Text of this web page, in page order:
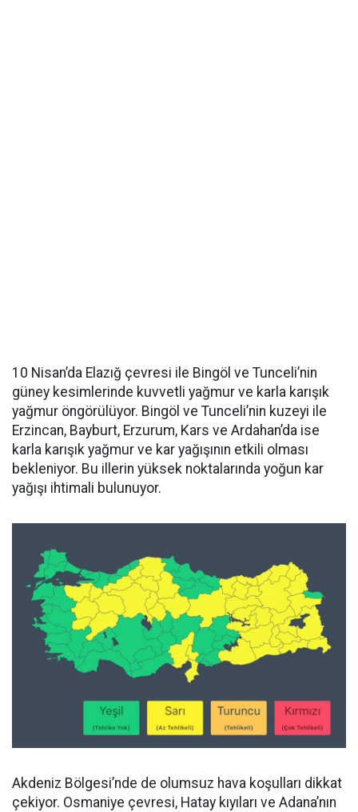
10 Nisan’da Elazığ çevresi ile Bingöl ve Tunceli’nin
güney kesimlerinde kuvvetli yağmur ve karla karışık
yağmur öngörülüyor. Bingöl ve Tunceli’nin kuzeyi ile
Erzincan, Bayburt, Erzurum, Kars ve Ardahan’da ise
karla karışık yağmur ve kar yağışının etkili olması
bekleniyor. Bu illerin yüksek noktalarında yoğun kar
yağışı ihtimali bulunuyor.
Akdeniz Bölgesi’nde de olumsuz hava koşulları dikkat
çekiyor. Osmaniye çevresi, Hatay kıyıları ve Adana’nın